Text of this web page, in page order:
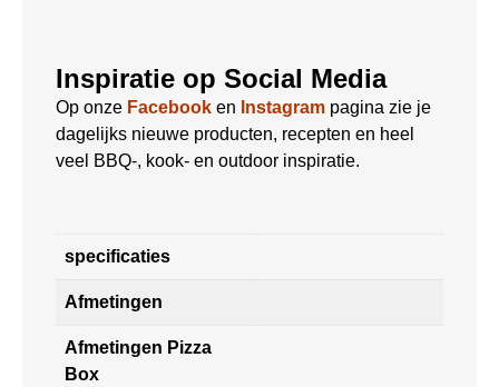
Inspiratie op Social Media
Op onze Facebook en Instagram pagina zie je
dagelijks nieuwe producten, recepten en heel
veel BBQ-, kook- en outdoor inspiratie.
specificaties
Afmetingen
Afmetingen Pizza
Box